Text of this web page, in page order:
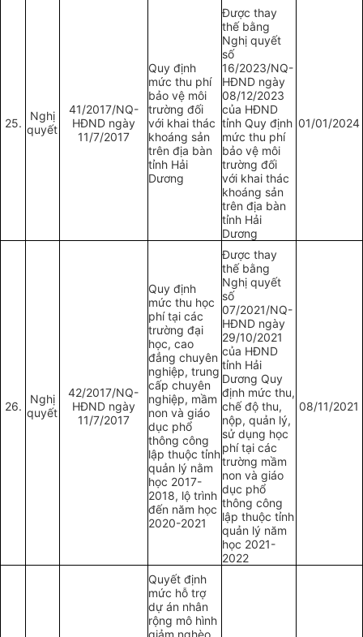
25.
Nghị
quyết
41/2017/NQ-
HĐND ngày
11/7/2017
Quy định
mức thu phí
bảo vệ môi
trường đối
với khai thác
khoáng sản
trên địa bàn
tỉnh Hải
Dương
Được thay
thế bằng
Nghị quyết
số
16/2023/NQ-
HĐND ngày
08/12/2023
của HĐND
tỉnh Quy định
mức thu phí
bảo vệ môi
trường đối
với khai thác
khoáng sản
trên địa bàn
tỉnh Hải
Dương
01/01/2024
26.
Nghị
quyết
42/2017/NQ-
HĐND ngày
11/7/2017
Quy định
mức thu học
phí tại các
trường đại
học, cao
đẳng chuyên
nghiệp, trung
cấp chuyên
nghiệp, mầm
non và giáo
dục phổ
thông công
lập thuộc tỉnh
quản lý nằm
học 2017-
2018, lộ trình
đến năm học
2020-2021
Được thay
thế bằng
Nghị quyết
số
07/2021/NQ-
HĐND ngày
29/10/2021
của HĐND
tỉnh Hải
Dương Quy
định mức thu,
chế độ thu,
nộp, quản lý,
sử dụng học
phí tại các
trường mầm
non và giáo
dục phổ
thông công
lập thuộc tỉnh
quản lý năm
học 2021-
2022
08/11/2021
Quyết định
mức hỗ trợ
dự án nhân
rộng mô hình
giảm nghèo